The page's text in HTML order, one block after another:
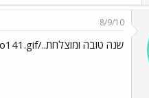
8/9/10
שנה טובה ומוצלחת../images/Emo141.gif